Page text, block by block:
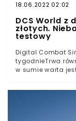
18.06.2022 02:02
DCS World z
złotych.
testowy
Digital Combat
tygodnieTrwa
w sumie warta